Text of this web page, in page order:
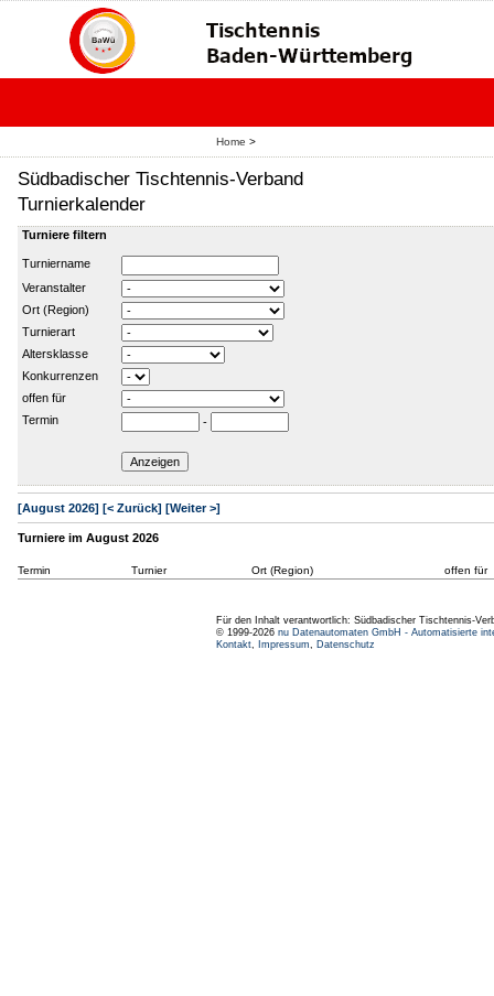
Home >
Südbadischer Tischtennis-Verband
Turnierkalender
Turniere filtern
Turniername
Veranstalter
Ort (Region)
Turnierart
Altersklasse
Konkurrenzen
offen für
Termin
-
[August 2026] [< Zurück] [Weiter >]
Turniere im August 2026
Termin Turnier Ort (Region) offen für
Für den Inhalt verantwortlich: Südbadischer Tischtennis-
© 1999-2026 nu Datenautomaten GmbH - Automatisierte
Kontakt, Impressum, Datenschutz